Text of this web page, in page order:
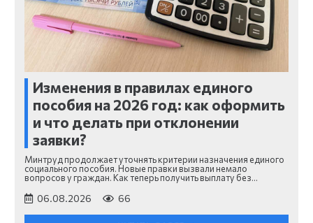
Изменения в правилах единого
пособия на 2026 год: как оформить
и что делать при отклонении
заявки?
Минтруд продолжает уточнять критерии назначения единого
социального пособия. Новые правки вызвали немало
вопросов у граждан. Как теперь получить выплату без…
06.08.2026 66